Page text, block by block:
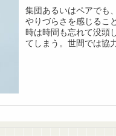
集団あるいはペアでも
やりづらさを感じるこ
時は時間も忘れて没頭
てしまう。世間では協